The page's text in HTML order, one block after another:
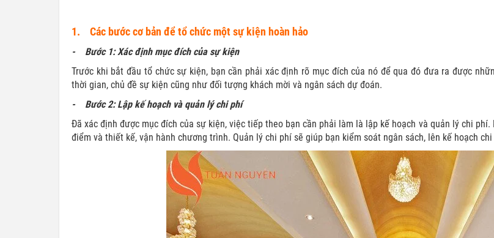
1. Các bước cơ bản để tổ chức một sự kiện hoàn hảo
- Bước 1: Xác định mục đích của sự kiện
Trước khi bắt đầu tổ chức sự kiện, bạn cần phải xác định rõ mục đích của nó để qua đó đưa ra được
thời gian, chủ đề sự kiện cũng như đối tượng khách mời và ngân sách dự đoán.
- Bước 2: Lập kế hoạch và quản lý chi phí
Đã xác định được mục đích của sự kiện, việc tiếp theo bạn cần phải làm là lập kế hoạch và quản lý chi
điểm và thiết kế, vận hành chương trình. Quản lý chi phí sẽ giúp bạn kiểm soát ngân sách, lên kế hoạch